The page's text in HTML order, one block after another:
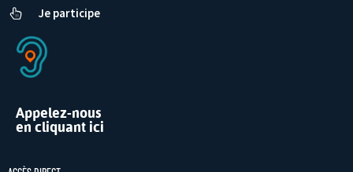
Je participe
Appelez-nous
en cliquant ici